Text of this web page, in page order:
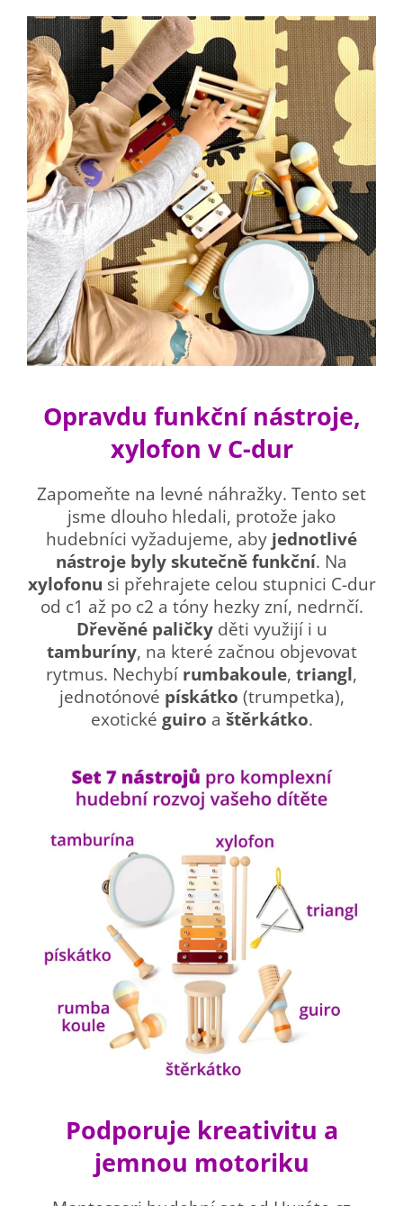
Opravdu funkční nástroje,
xylofon v C-dur
Zapomeňte na levné náhražky. Tento set
jsme dlouho hledali, protože jako
hudebníci vyžadujeme, aby jednotlivé
nástroje byly skutečně funkční. Na
xylofonu si přehrajete celou stupnici C-dur
od c1 až po c2 a tóny hezky zní, nedrnčí.
Dřevěné paličkyděti využijí i u
tamburíny, na které začnou objevovat
rytmus. Nechybí rumbakoule, triangl,
jednotónové pískátko (trumpetka),
exotické guiro a štěrkátko.
Podporuje kreativitu a
jemnou motoriku